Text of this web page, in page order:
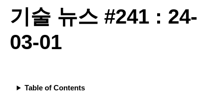
기술 뉴스 #241 : 24-
03-01
Table of Contents